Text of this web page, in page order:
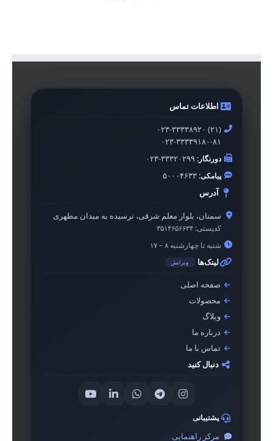
اطلاعات تماس
۰۲۳-۳۳۳۳۸۹۲۰ (۲۱)
۰۲۳-۳۳۳۳۹۱۸۰-۸۱
دورنگار:۰۲۳-۳۳۳۲۰۲۹۹
پیامکی:۵۰۰۰۴۶۳۳
آدرس
سمنان، بلوار معلم شرقی، نرسیده به میدان مطهری
کدپستی: ۳۵۱۴۶۵۶۶۳۴
شنبه تا چهارشنبه ۸ – ۱۷
لینک‌ها ویرایش
صفحه اصلی
محصولات
وبلاگ
درباره ما
تماس با ما
دنبال کنید
پشتیبانی
مرکز راهنمایی